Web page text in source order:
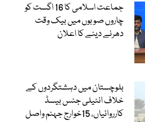
جماعت اسلامی کا 16 اگست کو
چاروں صوبوں میں بیک وقت
دھرنے دینے کا اعلان
بلوچستان میں دہشتگردوں کے
خلاف انٹیلی جنس بیسڈ
کارروائیاں، 15خوارج جہنم واصل